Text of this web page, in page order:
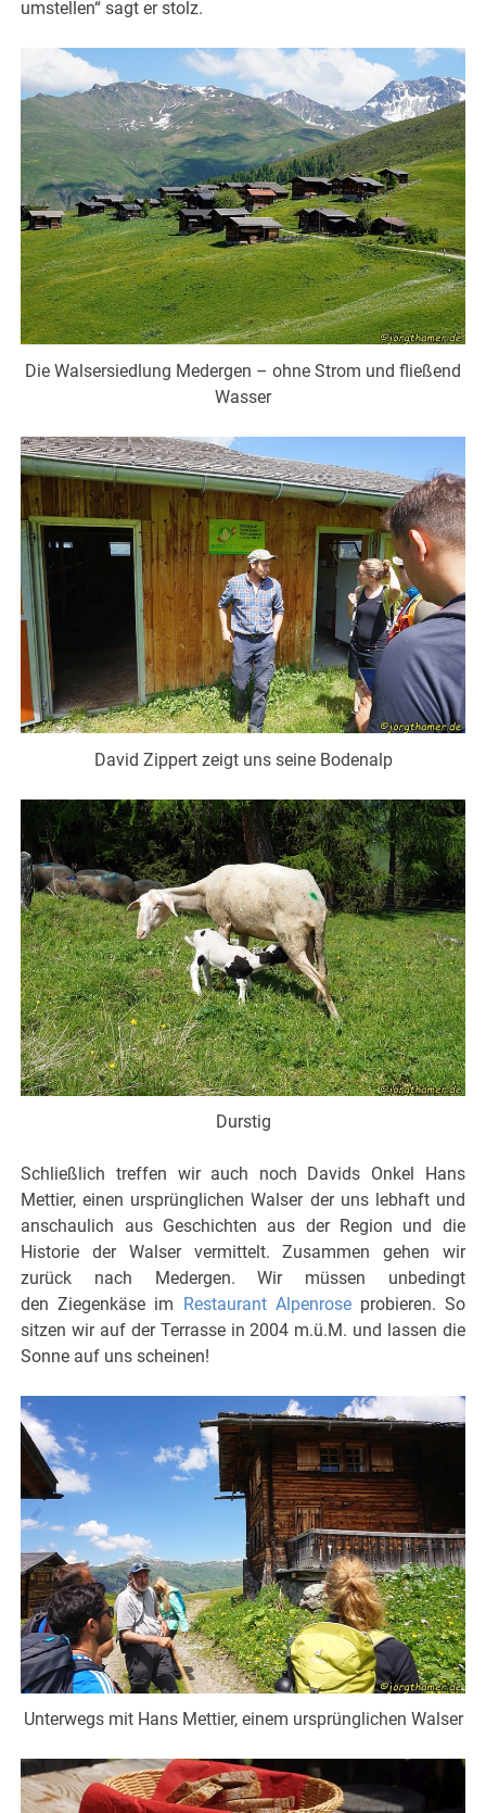
umstellen“ sagt er stolz.
Die Walsersiedlung Medergen – ohne Strom und fließend
Wasser
David Zippert zeigt uns seine Bodenalp
Durstig
Schließlich treffen wir auch noch Davids Onkel Hans
Mettier, einen ursprünglichen Walser der uns lebhaft und
anschaulich aus Geschichten aus der Region und die
Historie der Walser vermittelt. Zusammen gehen wir
zurück nach Medergen. Wir müssen unbedingt
den Ziegenkäse im
Restaurant Alpenroseprobieren. So
sitzen wir auf der Terrasse in 2004 m.ü.M. und lassen die
Sonne auf uns scheinen!
Unterwegs mit Hans Mettier, einem ursprünglichen Walser